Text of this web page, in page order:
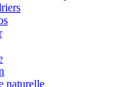
naturelle